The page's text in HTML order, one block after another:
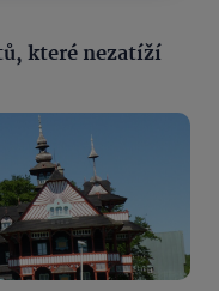
které nezatíží